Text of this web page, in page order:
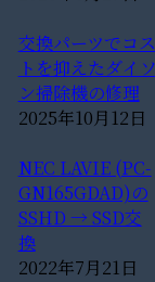
交換パーツでコス
トを抑えたダイソ
ン掃除機の修理
2025年10月12日
NEC LAVIE (PC-
GN165GDAD)の
SSHD → SSD交
換
2022年7月21日